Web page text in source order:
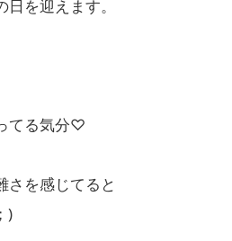
を迎えます。
てる気分♡
さを感じてると
)